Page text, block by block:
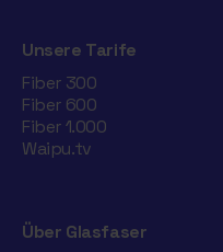
Unsere Tarife
Fiber 300
Fiber 600
Fiber 1.000
Waipu.tv
Über Glasfaser